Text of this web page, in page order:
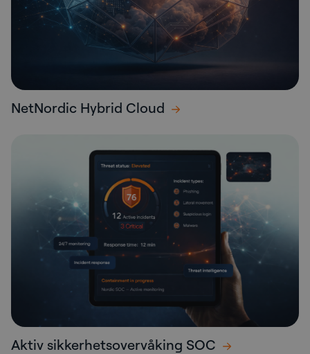
NetNordic Hybrid Cloud
Aktiv sikkerhetsovervåking SOC